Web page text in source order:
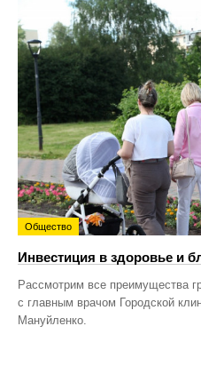
Общество
Инвестиция в здоровье и
Рассмотрим все преимущества
с главным врачом Городской
Мануйленко.